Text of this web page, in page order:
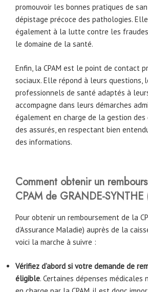
promouvoir les bonnes pratiques de
dépistage précoce des pathologies.
également à la lutte contre les
le domaine de la santé.
Enfin, la CPAM est le point de contact
sociaux. Elle répond à leurs questions,
professionnels de santé adaptés à
accompagne dans leurs démarches
également en charge de la gestion des
des assurés, en respectant bien
des informations.
Comment obtenir un
CPAM de GRANDE-SYNTHE
Pour obtenir un remboursement de la
d’Assurance Maladie) auprès de la
voici la marche à suivre :
Vérifiez d’abord si votre demande de
éligible. Certaines dépenses médicales